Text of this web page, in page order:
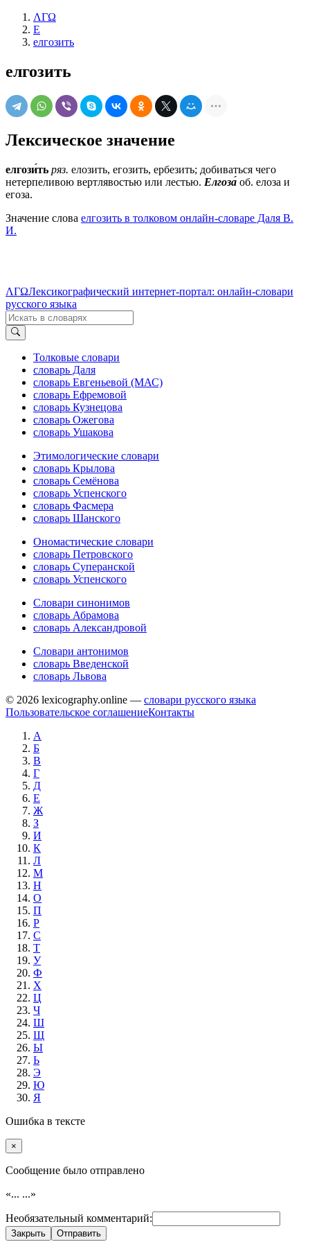
ΛΓΩ
Е
елгозить
елгозить
Лексическое значение
елгози́ть ряз. елозить, егозить, ербезить; добиваться чего
нетерпеливою вертлявостью или лестью. Елгоза́ об. елоза и
егоза.
Значение слова елгозить в толковом онлайн-словаре Даля В.
И.
ΛΓΩЛексикографический интернет-портал: онлайн-словари
русского языка
Толковые словари
словарь Даля
словарь Евгеньевой (МАС)
словарь Ефремовой
словарь Кузнецова
словарь Ожегова
словарь Ушакова
Этимологические словари
словарь Крылова
словарь Семёнова
словарь Успенского
словарь Фасмера
словарь Шанского
Ономастические словари
словарь Петровского
словарь Суперанской
словарь Успенского
Словари синонимов
словарь Абрамова
словарь Александровой
Словари антонимов
словарь Введенской
словарь Львова
© 2026 lexicography.online — словари русского языка
Пользовательское соглашениеКонтакты
А
Б
В
Г
Д
Е
Ж
З
И
К
Л
М
Н
О
П
Р
С
Т
У
Ф
Х
Ц
Ч
Ш
Щ
Ы
Ь
Э
Ю
Я
Ошибка в тексте
×
Cообщение было отправлено
«... ...»
Необязательный комментарий:
Закрыть Отправить